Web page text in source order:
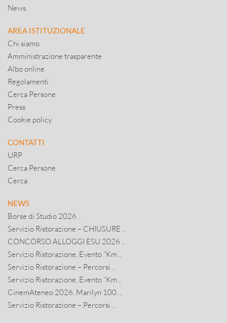
News
AREA ISTITUZIONALE
Chi siamo
Amministrazione trasparente
Albo online
Regolamenti
Cerca Persone
Press
Cookie policy
CONTATTI
URP
Cerca Persone
Cerca
NEWS
Borse di Studio 2026 ..
Servizio Ristorazione – CHIUSURE ..
CONCORSO ALLOGGI ESU 2026 ..
Servizio Ristorazione, Evento “Km ..
Servizio Ristorazione – Percorsi ..
Servizio Ristorazione, Evento “Km ..
CinemAteneo 2026. Marilyn 100. ..
Servizio Ristorazione – Percorsi ..